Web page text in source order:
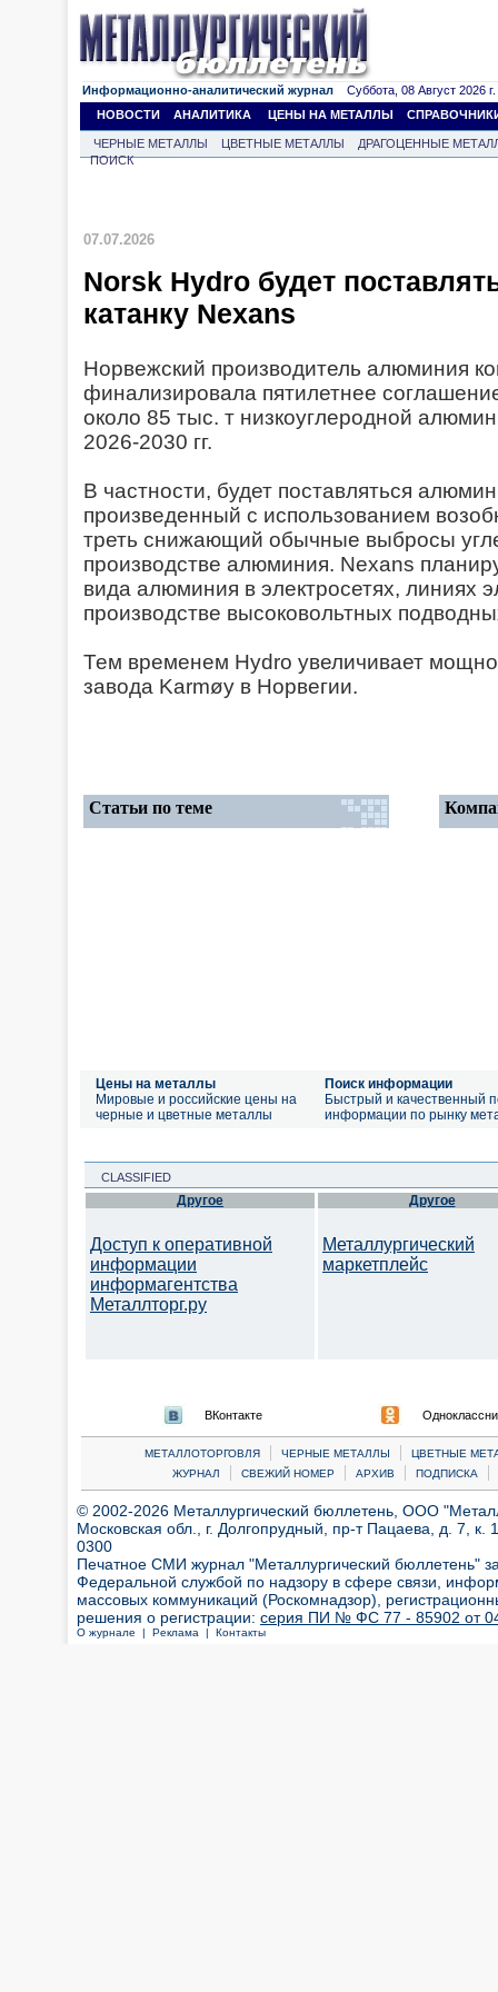
Информационно-аналитический журнал Суббота, 08 Август 2026 г.
НОВОСТИ
АНАЛИТИКА ЦЕНЫ НА МЕТАЛЛЫ
ЧЕРНЫЕ МЕТАЛЛЫ ЦВЕТНЫЕ МЕТАЛЛЫ
ДРАГОЦЕННЫЕ
ПОИСК
07.07.2026
Norsk Hydro будет
катанку Nexans
Норвежский производитель алюминия
финализировала пятилетнее
около 85 тыс. т низкоуглеродной
2026-2030 гг.
В частности, будет поставляться
произведенный с использованием
треть снижающий обычные выбросы
производстве алюминия. Nexans
вида алюминия в электросетях, линиях
производстве высоковольтных
Тем временем Hydro увеличивает
завода Karmøy в Норвегии.
Статьи по теме
Цены на металлы
Мировые и российские цены на
черные и цветные металлы
Поиск информации
Быстрый и качественный
информации по рынку
CLASSIFIED
Другое
Доступ к оперативной
информации
информагентства
Металлторг.ру
Другое
Металлургический
маркетплейс
ВКонтакте
МЕТАЛЛОТОРГОВЛЯ | ЧЕРНЫЕ МЕТАЛЛЫ |
ЦВЕТНЫЕ
ЖУРНАЛ
| СВЕЖИЙ НОМЕР | АРХИВ | ПОДПИСКА |
© 2002-2026 Металлургический бюллетень, ООО
Московская обл., г. Долгопрудный, пр-т Пацаева, д. 7,
0300
Печатное СМИ журнал "Металлургический бюллетень"
Федеральной службой по надзору в сфере связи,
массовых коммуникаций (Роскомнадзор),
решения о регистрации: серия ПИ № ФС 77 - 85902 от 04
О журнале | Реклама | Контакты